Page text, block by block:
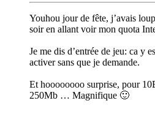
Youhou jour de fête, j’avais
soir en allant voir mon quota
Je me dis d’entrée de jeu: ca y
activer sans que je demande.
Et hoooooooo surprise, pour
250Mb … Magnifique 🙂